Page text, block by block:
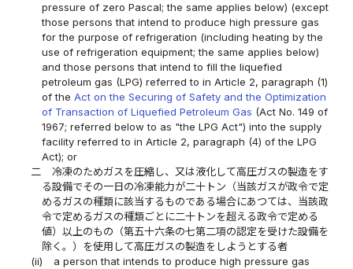
pressure of zero Pascal; the same applies below) (except
those persons that intend to produce high pressure gas
for the purpose of refrigeration (including heating by the
use of refrigeration equipment; the same applies below)
and those persons that intend to fill the liquefied
petroleum gas (LPG) referred to in Article 2, paragraph (1)
of the Act on the Securing of Safety and the Optimization
of Transaction of Liquefied Petroleum Gas (Act No. 149 of
1967; referred below to as "the LPG Act") into the supply
facility referred to in Article 2, paragraph (4) of the LPG
Act); or
二
冷凍のためガスを圧縮し、又は液化して高圧ガスの製造をす
る設備でその一日の冷凍能力が二十トン（当該ガスが政令で定
めるガスの種類に該当するものである場合にあつては、当該政
令で定めるガスの種類ごとに二十トンを超える政令で定める
値）以上のもの（第五十六条の七第二項の認定を受けた設備を
除く。）を使用して高圧ガスの製造をしようとする者
(ii)
a person that intends to produce high pressure gas